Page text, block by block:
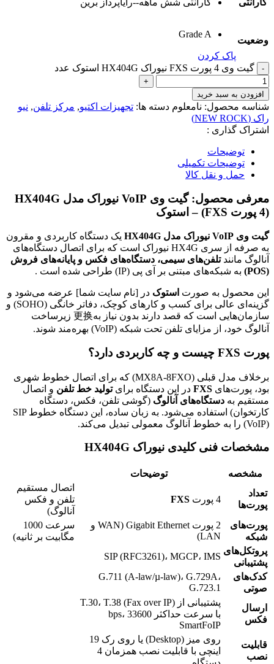
وضعیت
Grade A
پاک کردن
گیت وی 4 پورت FXS نیوراک HX404G استوک عدد
افزودن به سبد خرید
شناسه محصول: نامعلوم دسته ها: تجهیزات اکتیو, مرکز تلفن, نیو
راک (NEW ROCK)
اشتراک گذاری :
توضیحات
توضیحات تکمیلی
حمل و نقل کالا
معرفی محصول: گیت وی VoIP نیوراک مدل HX404G
(4 پورت FXS) – استوک
گیت وی VoIP نیوراک مدل HX404G
یک دستگاه کاربردی و مقرون
به صرفه از سری HX4G نیوراک است که برای اتصال دستگاه‌های
آنالوگ مانندتلفن‌های سیمی، دستگاه‌های فکس و پایانه‌های فروش
(POS)
به شبکه‌های مبتنی بر آی پی (IP) طراحی شده است .
این محصول به صورت استوک در [نام سایت شما] عرضه می‌شود و
گزینه‌ای عالی برای کسب و کارهای کوچک، دفاتر خانگی (SOHO) و
سازمان‌هایی است که قصد دارند بدون نیاز به更换 زیرساخت
آنالوگ خود، از مزایای تلفن تحت شبکه (VoIP) بهره‌مند شوند.
پورت FXS چیست و چه کاربردی دارد؟
برخلاف مدل قبلی (MX8A-8FXO) که برای اتصال خطوط شهری
بود، پورت‌های FXS در این دستگاه برایتولید خط تلفن و اتصال
مستقیم به دستگاه‌های آنالوگ (گوشی تلفن، فکس، دستگاه
کارتخوان) استفاده می‌شود. به زبان ساده، این دستگاه خطوط SIP
(VoIP) را به خطوط آنالوگ معمولی تبدیل می‌کند.
مشخصات فنی کلیدی نیوراک HX404G
مشخصه
توضیحات
تعداد
پورت‌ها
4 پورت FXS
اتصال مستقیم
تلفن و فکس
آنالوگ)
پورت‌های
شبکه
2 پورت Gigabit Ethernet (WAN و
LAN)
سرعت 1000
مگابیت بر ثانیه)
پروتکل‌های
پشتیبانی
SIP (RFC3261)، MGCP، IMS
کدک‌های
صوتی
G.711 (A-law/µ-law)، G.729A،
G.723.1
ارسال
فکس
پشتیبانی از T.30، T.38 (Fax over IP)
با سرعت حداکثر 33600 bps،
SmartFoIP
قابلیت
نصب
روی میز (Desktop) یا روی رک 19
اینچی با قابلیت نصب همزمان 4